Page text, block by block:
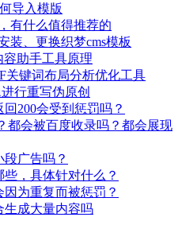
导入模版
有什么值得推荐的
装、更换织梦cms模板
容助手工具原理
关键词布局分析优化工具
行重写伪原创
200会受到惩罚吗？
都会被百度收录吗？都会展现
广告吗？
，具体针对什么？
为重复而被惩罚？
生成大量内容吗